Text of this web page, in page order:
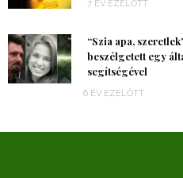
7 ÉV EZELŐTT
“Szia apa,
beszélgetett egy
segítségével
6 ÉV EZELŐTT